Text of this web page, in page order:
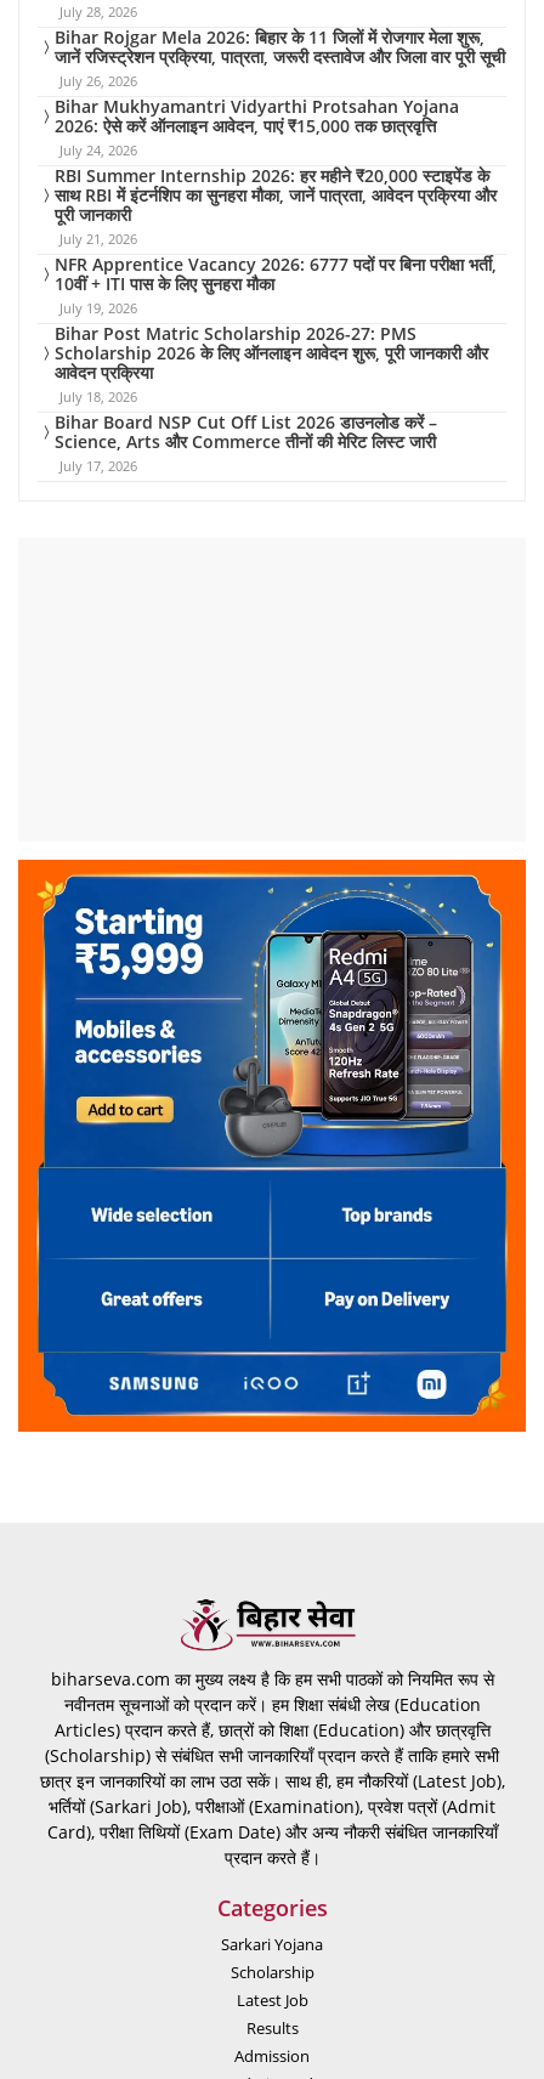
July 28, 2026
Bihar Rojgar Mela 2026: बिहार के 11 जिलों में रोजगार मेला शुरू,
जानें रजिस्ट्रेशन प्रक्रिया, पात्रता, जरूरी दस्तावेज और जिला वार पूरी सूची
July 26, 2026
Bihar Mukhyamantri Vidyarthi Protsahan Yojana
2026: ऐसे करें ऑनलाइन आवेदन, पाएं ₹15,000 तक छात्रवृत्ति
July 24, 2026
RBI Summer Internship 2026: हर महीने ₹20,000 स्टाइपेंड के
साथ RBI में इंटर्नशिप का सुनहरा मौका, जानें पात्रता, आवेदन प्रक्रिया और
पूरी जानकारी
July 21, 2026
NFR Apprentice Vacancy 2026: 6777 पदों पर बिना परीक्षा भर्ती,
10वीं + ITI पास के लिए सुनहरा मौका
July 19, 2026
Bihar Post Matric Scholarship 2026-27: PMS
Scholarship 2026 के लिए ऑनलाइन आवेदन शुरू, पूरी जानकारी और
आवेदन प्रक्रिया
July 18, 2026
Bihar Board NSP Cut Off List 2026 डाउनलोड करें –
Science, Arts और Commerce तीनों की मेरिट लिस्ट जारी
July 17, 2026
biharseva.com का मुख्य लक्ष्य है कि हम सभी पाठकों को नियमित रूप से
नवीनतम सूचनाओं को प्रदान करें। हम शिक्षा संबंधी लेख (Education
Articles) प्रदान करते हैं, छात्रों को शिक्षा (Education) और छात्रवृत्ति
(Scholarship) से संबंधित सभी जानकारियाँ प्रदान करते हैं ताकि हमारे सभी
छात्र इन जानकारियों का लाभ उठा सकें। साथ ही, हम नौकरियों (Latest Job),
भर्तियों (Sarkari Job), परीक्षाओं (Examination), प्रवेश पत्रों (Admit
Card), परीक्षा तिथियों (Exam Date) और अन्य नौकरी संबंधित जानकारियाँ
प्रदान करते हैं।
Categories
Sarkari Yojana
Scholarship
Latest Job
Results
Admission